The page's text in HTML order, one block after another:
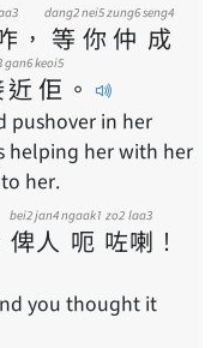
， 等
dang2
你
nei5
仲
zung6
成
seng4
近
gan6
佢
keoi5
。
pushover in her
helping her with her
her.
俾
bei2
人
jan4
呃
ngaak1
咗
zo2
喇
laa3
！
you thought it